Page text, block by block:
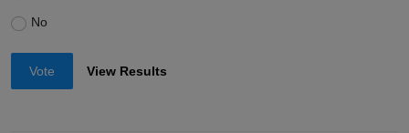
No
Vote View Results